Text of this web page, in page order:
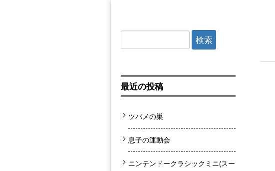
最近の投稿
ツバメの巣
息子の運動会
ニンテンドークラシックミニ(スー